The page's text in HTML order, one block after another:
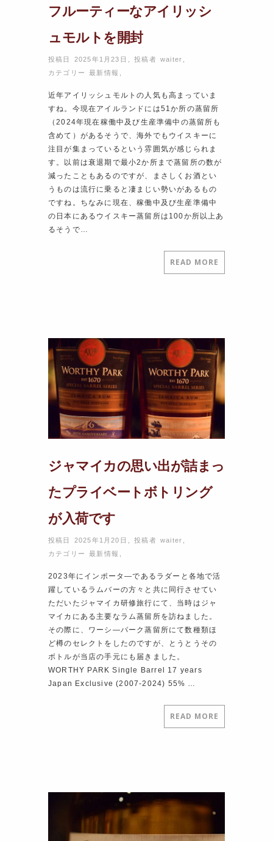
フルーティーなアイリッシ
ュモルトを開封
投稿日 2025年1月23日 ,投稿者waiter
カテゴリー最新情報
近年アイリッシュモルトの人気も高まっていま
すね。今現在アイルランドには51か所の蒸留所
（2024年現在稼働中及び生産準備中の蒸留所も
含めて）があるそうで、海外でもウイスキーに
注目が集まっているという雰囲気が感じられま
す。以前は衰退期で最小2か所まで蒸留所の数が
減ったこともあるのですが、まさしくお酒とい
うものは流行に乗ると凄まじい勢いがあるもの
ですね。ちなみに現在、稼働中及び生産準備中
の日本にあるウイスキー蒸留所は100か所以上あ
るそうで…
READ MORE
ジャマイカの思い出が詰まっ
たプライベートボトリング
が入荷です
投稿日 2025年1月20日 ,投稿者waiter
カテゴリー最新情報
2023年にインポータ―であるラダーと各地で活
躍しているラムバーの方々と共に同行させてい
ただいたジャマイカ研修旅行にて、当時はジャ
マイカにある主要なラム蒸留所を訪ねました。
その際に、ワーシ―パーク蒸留所にて数種類ほ
ど樽のセレクトをしたのですが、とうとうその
ボトルが当店の手元にも届きました。
WORTHY PARK Single Barrel 17 years
Japan Exclusive (2007-2024) 55% …
READ MORE